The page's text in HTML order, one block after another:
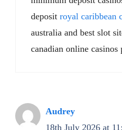
deposit royal caribbean
australia and best slot
canadian online casinos
Audrey
18th July 2026 at